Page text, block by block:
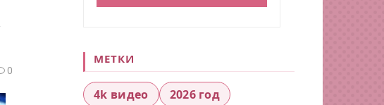
0
МЕТКИ
4k видео
2026 год